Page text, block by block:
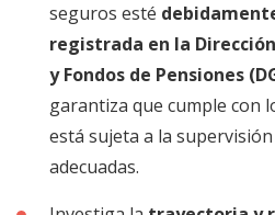
seguros esté
registrada en la
y Fondos de Pensiones
garantiza que cumple con
está sujeta a la
adecuadas.